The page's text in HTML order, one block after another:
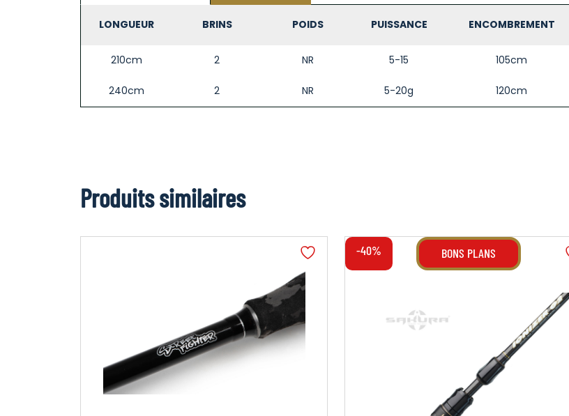
LONGUEUR BRINS POIDS PUISSANCE ENCOMBREMENT
210cm 2 NR 5-15 105cm
240cm 2 NR 5-20g 120cm
Produits similaires
-40% BONS PLANS